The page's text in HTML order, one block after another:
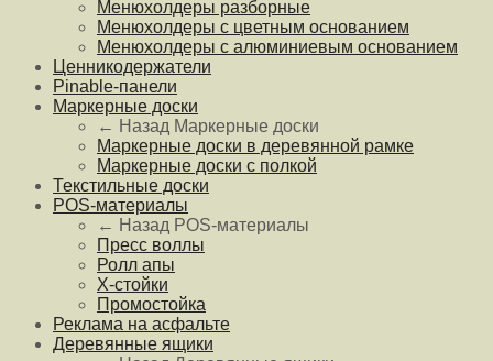
Менюхолдеры разборные
Менюхолдеры с цветным основанием
Менюхолдеры с алюминиевым основанием
Ценникодержатели
Pinable-панели
Маркерные доски
← Назад Маркерные доски
Маркерные доски в деревянной рамке
Маркерные доски с полкой
Текстильные доски
POS-материалы
← Назад POS-материалы
Пресс воллы
Ролл апы
Х-стойки
Промостойка
Реклама на асфальте
Деревянные ящики